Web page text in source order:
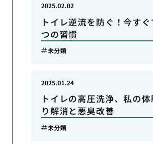
トイレ逆流を防ぐ！今すぐ
つの習慣
2025.02.02
未分類
トイレの高圧洗浄、私の
り解消と悪臭改善
2025.01.24
未分類